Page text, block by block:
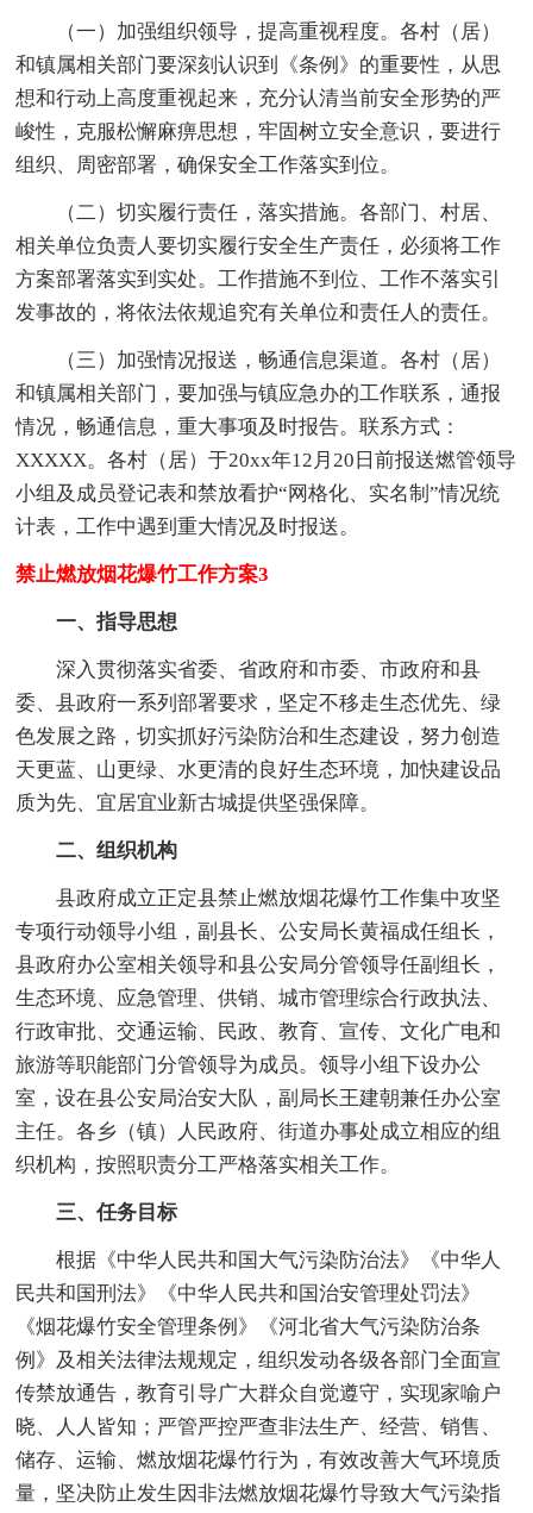
（一）加强组织领导，提高重视程度。各村（居）
和镇属相关部门要深刻认识到《条例》的重要性，从思
想和行动上高度重视起来，充分认清当前安全形势的严
峻性，克服松懈麻痹思想，牢固树立安全意识，要进行
组织、周密部署，确保安全工作落实到位。
（二）切实履行责任，落实措施。各部门、村居、
相关单位负责人要切实履行安全生产责任，必须将工作
方案部署落实到实处。工作措施不到位、工作不落实引
发事故的，将依法依规追究有关单位和责任人的责任。
（三）加强情况报送，畅通信息渠道。各村（居）
和镇属相关部门，要加强与镇应急办的工作联系，通报
情况，畅通信息，重大事项及时报告。联系方式：
XXXXX。各村（居）于20xx年12月20日前报送燃管领导
小组及成员登记表和禁放看护“网格化、实名制”情况统
计表，工作中遇到重大情况及时报送。
禁止燃放烟花爆竹工作方案3
一、指导思想
深入贯彻落实省委、省政府和市委、市政府和县
委、县政府一系列部署要求，坚定不移走生态优先、绿
色发展之路，切实抓好污染防治和生态建设，努力创造
天更蓝、山更绿、水更清的良好生态环境，加快建设品
质为先、宜居宜业新古城提供坚强保障。
二、组织机构
县政府成立正定县禁止燃放烟花爆竹工作集中攻坚
专项行动领导小组，副县长、公安局长黄福成任组长，
县政府办公室相关领导和县公安局分管领导任副组长，
生态环境、应急管理、供销、城市管理综合行政执法、
行政审批、交通运输、民政、教育、宣传、文化广电和
旅游等职能部门分管领导为成员。领导小组下设办公
室，设在县公安局治安大队，副局长王建朝兼任办公室
主任。各乡（镇）人民政府、街道办事处成立相应的组
织机构，按照职责分工严格落实相关工作。
三、任务目标
根据《中华人民共和国大气污染防治法》《中华人
民共和国刑法》《中华人民共和国治安管理处罚法》
《烟花爆竹安全管理条例》《河北省大气污染防治条
例》及相关法律法规规定，组织发动各级各部门全面宣
传禁放通告，教育引导广大群众自觉遵守，实现家喻户
晓、人人皆知；严管严控严查非法生产、经营、销售、
储存、运输、燃放烟花爆竹行为，有效改善大气环境质
量，坚决防止发生因非法燃放烟花爆竹导致大气污染指